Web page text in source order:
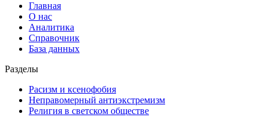
Главная
О нас
Аналитика
Справочник
База данных
Разделы
Расизм и ксенофобия
Неправомерный антиэкстремизм
Религия в светском обществе